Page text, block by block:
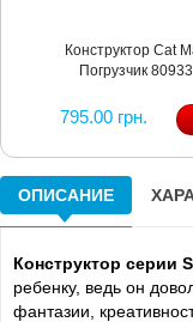
Конструктор Cat
Погрузчик
795.00 грн.
ОПИСАНИЕ
Конструктор серии
ребенку, ведь он
фантазии,